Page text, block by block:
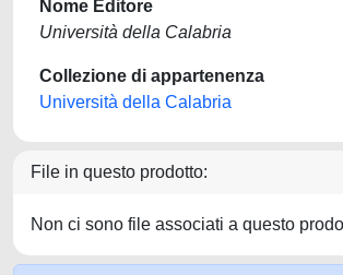
Nome Editore
Università della Calabria
Collezione di appartenenza
Università della Calabria
File in questo prodotto:
Non ci sono file associati a questo